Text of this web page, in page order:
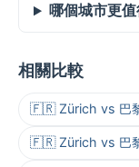
哪個城市更
相關比較
🇫🇷 Zürich vs 巴
🇫🇷 Zürich vs 巴